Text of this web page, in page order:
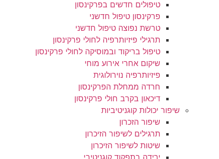
טיפולים חדשים בפרקינסון
פרקינסון טיפול חדשני
טרשת נפוצה טיפול חדשני
תרגילי פיזיותרפיה לחולי פרקינסון
טיפול בריקוד ובמוסיקה לחולי פרקינסון
שיקום אחרי אירוע מוחי
פיזיותרפיה נוירולוגית
חרדה ממחלת הפרקינסון
דיכאון בקרב חולי פרקינסון
שיפור יכולות קוגניטיביות
שיפור הזכרון
תרגילים לשיפור הזיכרון
שיטות לשיפור הזיכרון
ירידה בתפקוד קוגניטיבי